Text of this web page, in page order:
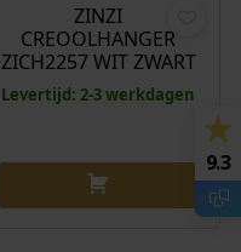
ZINZI
CREOOLHANGER
ZICH2257 WIT ZWART
Levertijd: 2-3 werkdagen
9.3